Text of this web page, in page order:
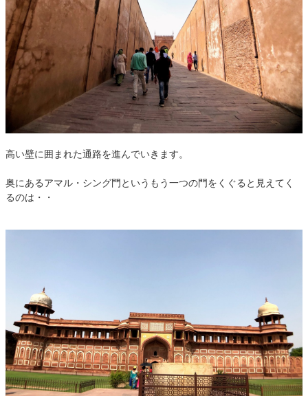
高い壁に囲まれた通路を進んでいきます。
奥にあるアマル・シング門というもう一つの門をくぐると見えてく
るのは・・